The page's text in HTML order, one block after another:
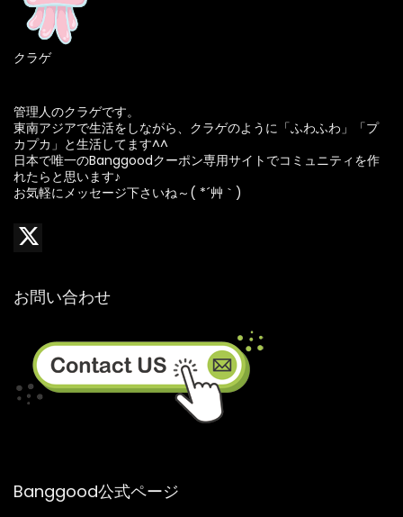
クラゲ
管理人のクラゲです。
東南アジアで生活をしながら、クラゲのように「ふわふわ」「プ
カプカ」と生活してます^^
日本で唯一のBanggoodクーポン専用サイトでコミュニティを作
れたらと思います♪
お気軽にメッセージ下さいね～( *´艸｀)
お問い合わせ
Banggood公式ページ